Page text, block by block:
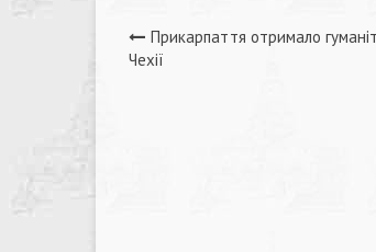
Навігація
Прикарпаття отримало
Чехії